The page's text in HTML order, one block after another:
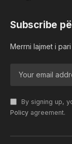
Subscribe
Merrni lajmet i pari
By signing up,
Policy agreement.